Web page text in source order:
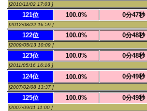
[2010/11/02 17:03 ]
121位 100.0% 0分47秒
[2012/08/22 16:59 ]
122位 100.0% 0分48秒
[2009/05/13 10:09 ]
123位 100.0% 0分48秒
[2011/05/16 16:16 ]
124位 100.0% 0分49秒
[2007/02/08 13:37 ]
125位 100.0% 0分49秒
[2007/09/11 11:00 ]